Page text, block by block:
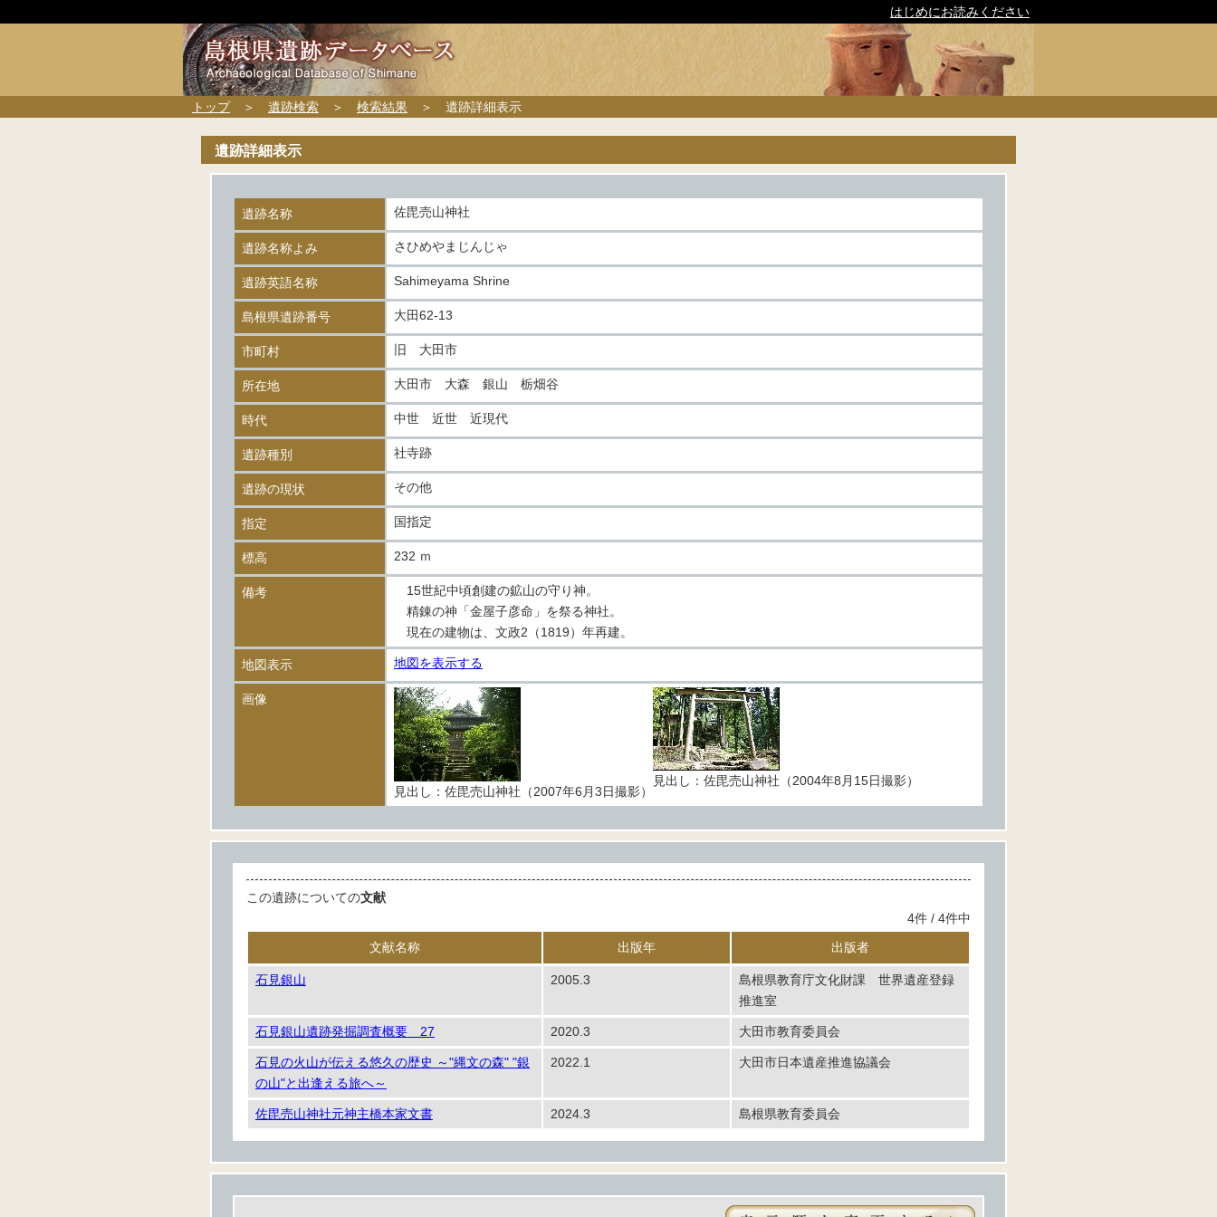
はじめにお読みください
トップ＞ 遺跡検索 ＞ 検索結果 ＞ 遺跡詳細表示
遺跡詳細表示
遺跡名称 佐毘売山神社
遺跡名称よみ さひめやまじんじゃ
遺跡英語名称 Sahimeyama Shrine
島根県遺跡番号 大田62-13
市町村 旧 大田市
所在地 大田市 大森 銀山 栃畑谷
時代 中世 近世 近現代
遺跡種別 社寺跡
遺跡の現状 その他
指定 国指定
標高 232 ｍ
備考
15世紀中頃創建の鉱山の守り神。
精錬の神「金屋子彦命」を祭る神社。
現在の建物は、文政2（1819）年再建。
地図表示 地図を表示する
画像
見出し：佐毘売山神社（2007年6月3日撮影）
見出し：佐毘売山神社（2004年8月15日撮影）
この遺跡についての文献
4件 / 4件中
文献名称
出版年 出版者
石見銀山 2005.3
島根県教育庁文化財課 世界遺産登録
推進室
石見銀山遺跡発掘調査概要 27 2020.3 大田市教育委員会
石見の火山が伝える悠久の歴史 ～"縄文の森" "銀
の山"と出逢える旅へ～
2022.1 大田市日本遺産推進協議会
佐毘売山神社元神主橋本家文書 2024.3 島根県教育委員会